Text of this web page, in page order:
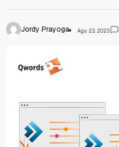
Jordy Prayoga Agu 23, 2023